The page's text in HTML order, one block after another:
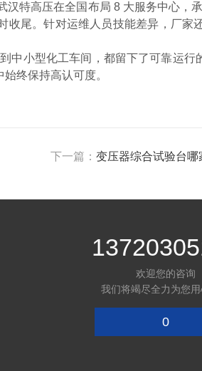
特高压在全国布局 8 大服务中心，
尾。针对运维人员技能差异，厂
小型化工车间，都留下了可靠运
终保持高认可度。
下一篇： 变压器综合试验台
欢迎您的咨询
我们将竭尽全力为您
0